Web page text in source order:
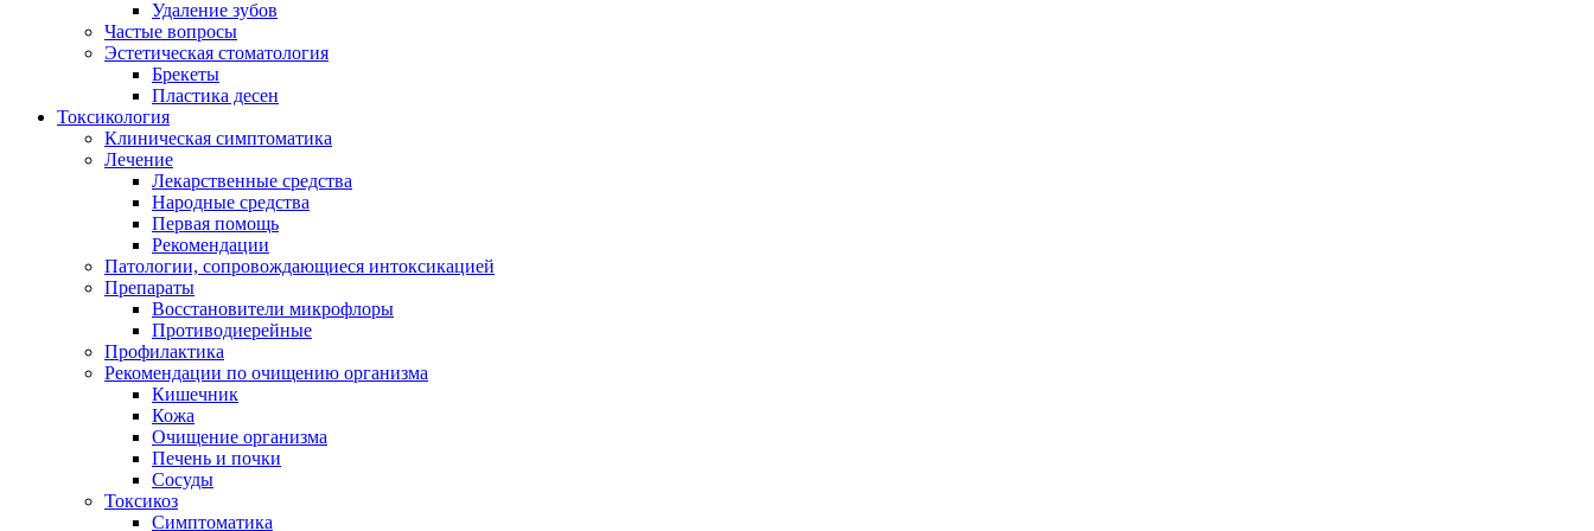
Удаление зубов
Частые вопросы
Эстетическая стоматология
Брекеты
Пластика десен
Токсикология
Клиническая симптоматика
Лечение
Лекарственные средства
Народные средства
Первая помощь
Рекомендации
Патологии, сопровождающиеся интоксикацией
Препараты
Восстановители микрофлоры
Противодиерейные
Профилактика
Рекомендации по очищению организма
Кишечник
Кожа
Очищение организма
Печень и почки
Сосуды
Токсикоз
Cимптоматика